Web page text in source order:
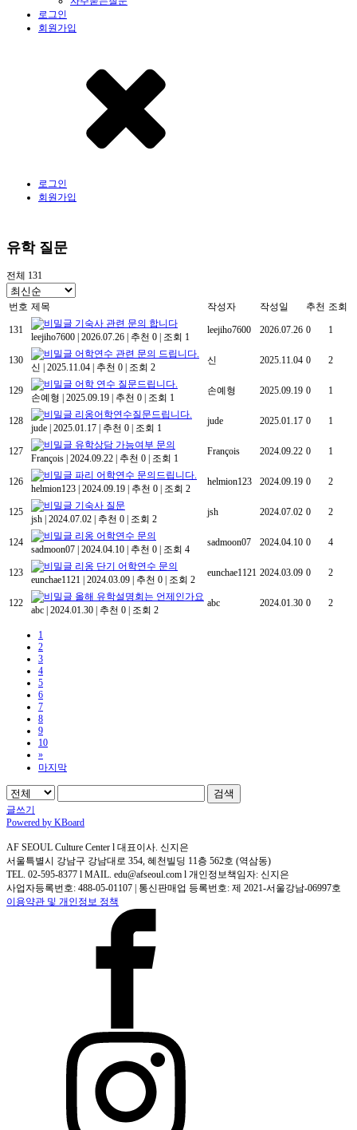
로그인
회원가입
로그인
회원가입
유학 질문
전체 131
번호 제목 작성자 작성일 추천 조회
131
기숙사 관련 문의 합니다
leejiho7600 2026.07.26 추천 0 조회 1
leejiho7600 2026.07.26 0 1
130
어학연수 관련 문의 드립니다.
신
2025.11.04 추천 0 조회 2
신 2025.11.04 0 2
129
어학 연수 질문드립니다.
손예형
2025.09.19 추천 0 조회 1
손예형 2025.09.19 0 1
128
리옹어학연수질문드립니다.
jude 2025.01.17 추천 0 조회 1
jude 2025.01.17 0 1
127
유학상담 가능여부 문의
François 2024.09.22 추천 0 조회 1
François 2024.09.22 0 1
126
파리 어학연수 문의드립니다.
helmion123 2024.09.19 추천 0 조회 2
helmion123 2024.09.19 0 2
125
기숙사 질문
jsh 2024.07.02 추천 0 조회 2
jsh 2024.07.02 0 2
124
리옹 어학연수 문의
sadmoon07 2024.04.10 추천 0 조회 4
sadmoon07 2024.04.10 0 4
123
리옹 단기 어학연수 문의
eunchae1121 2024.03.09 추천 0 조회 2
eunchae1121 2024.03.09 0 2
122
올해 유학설명회는 언제인가요
abc 2024.01.30 추천 0 조회 2
abc 2024.01.30 0 2
1
2
3
4
5
6
7
8
9
10
»
마지막
검색
글쓰기
Powered by KBoard
AF SEOUL Culture Center l 대표이사. 신지은
서울특별시 강남구 강남대로 354, 혜천빌딩 11층 562호 (역삼동)
TEL. 02-595-8377 l MAIL. edu@afseoul.com l 개인정보책임자: 신지은
사업자등록번호: 488-05-01107 | 통신판매업 등록번호: 제 2021-서울강남-06997호
이용약관 및 개인정보 정책